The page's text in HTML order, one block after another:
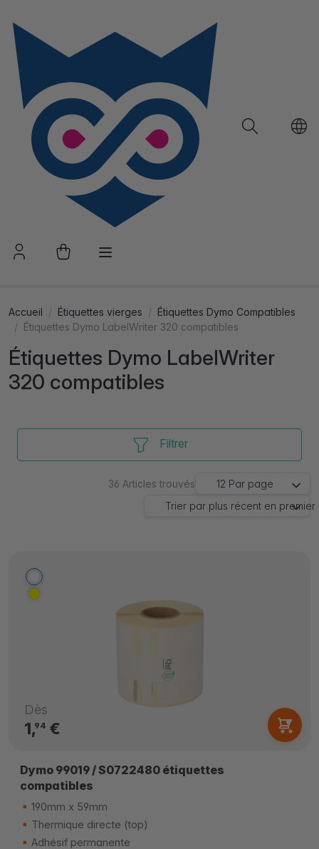
Accueil Étiquettes vierges
Étiquettes Dymo Compatibles
Étiquettes Dymo LabelWriter 320 compatibles
Étiquettes Dymo LabelWriter
320 compatibles
Filtrer
36 Articles trouvés 12 Par page
Trier par plus récent en premier
Dès
1,94€
Dymo 99019 / S0722480 étiquettes
compatibles
190mm x 59mm
Thermique directe (top)
Adhésif permanente